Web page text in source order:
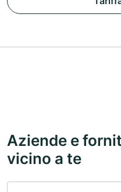
Aziende e
vicino a te